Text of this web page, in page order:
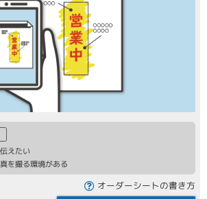
えたい
を撮る環境がある
オーダーシートの書き方